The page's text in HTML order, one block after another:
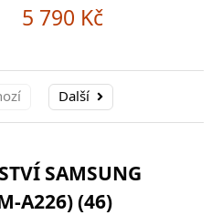
5 790 Kč
Další
SAMSUNG
A226) (46)